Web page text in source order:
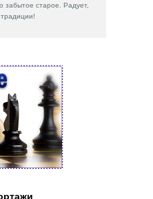
забытое старое. Радует,